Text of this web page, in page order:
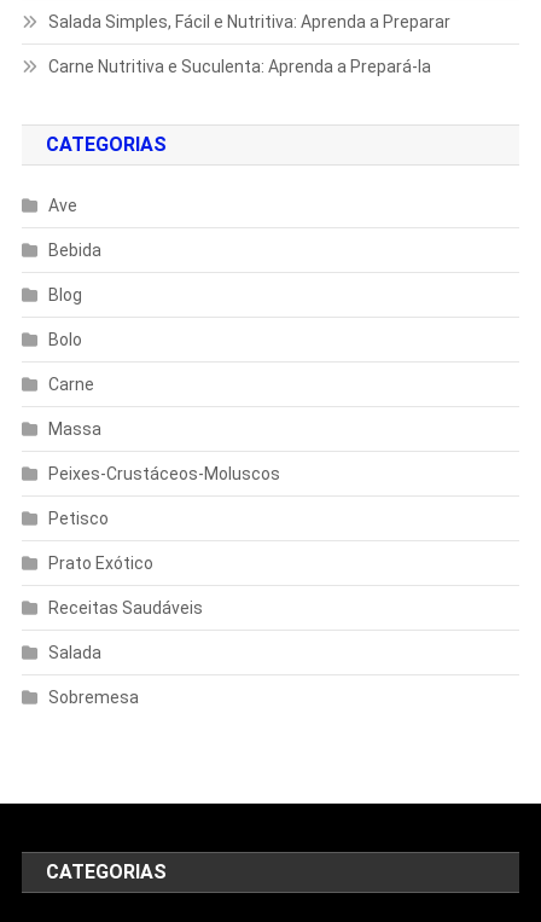
Salada Simples, Fácil e Nutritiva: Aprenda a Preparar
Carne Nutritiva e Suculenta: Aprenda a Prepará-la
CATEGORIAS
Ave
Bebida
Blog
Bolo
Carne
Massa
Peixes-Crustáceos-Moluscos
Petisco
Prato Exótico
Receitas Saudáveis
Salada
Sobremesa
CATEGORIAS